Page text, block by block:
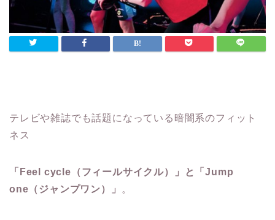
テレビや雑誌でも話題になっている暗闇系のフィット
ネス
「Feel cycle（フィールサイクル）」と「Jump
one（ジャンプワン）」
。